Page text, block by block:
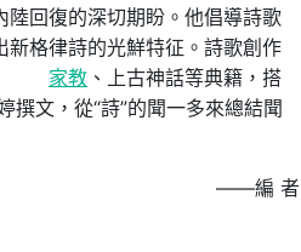
回復的深切期盼。他倡導詩歌
新格律詩的光鮮特征。詩歌創作
家教 、上古神話等典籍，搭
撰文，從“詩”的聞一多來總結聞
——編 者